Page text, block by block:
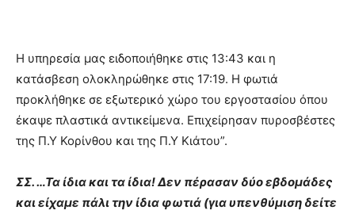
Η υπηρεσία μας ειδοποιήθηκε στις 13:43 και η
κατάσβεση ολοκληρώθηκε στις 17:19. Η φωτιά
προκλήθηκε σε εξωτερικό χώρο του εργοστασίου όπου
έκαψε πλαστικά αντικείμενα. Επιχείρησαν πυροσβέστες
της Π.Υ Κορίνθου και της Π.Υ Κιάτου”.
ΣΣ. …Τα ίδια και τα ίδια! Δεν πέρασαν δύο εβδομάδες
και είχαμε πάλι την ίδια φωτιά (για υπενθύμιση δείτε